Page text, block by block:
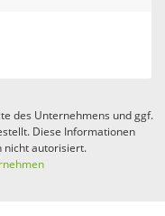
des Unternehmens und ggf.
Diese Informationen
nicht autorisiert.